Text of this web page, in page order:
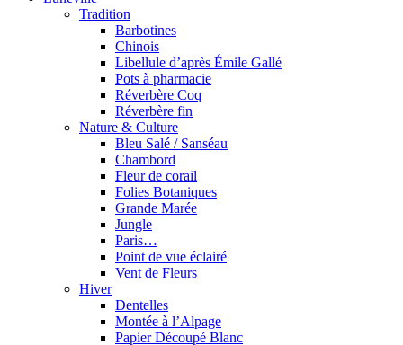
Tradition
Barbotines
Chinois
Libellule d’après Émile Gallé
Pots à pharmacie
Réverbère Coq
Réverbère fin
Nature & Culture
Bleu Salé / Sanséau
Chambord
Fleur de corail
Folies Botaniques
Grande Marée
Jungle
Paris…
Point de vue éclairé
Vent de Fleurs
Hiver
Dentelles
Montée à l’Alpage
Papier Découpé Blanc